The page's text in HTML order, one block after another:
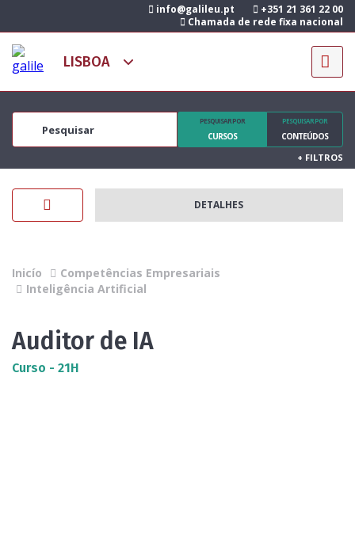
info@galileu.pt
+351 21 361 22 00
Chamada de rede fixa nacional
PESQUISAR POR
CURSOS
PESQUISAR POR
CONTEÚDOS
+ FILTROS
DETALHES
Inicío
Competências Empresariais
Inteligência Artificial
Auditor de IA
Curso - 21H